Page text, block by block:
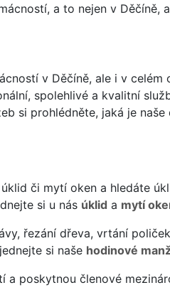
a to nejen v Děčíně,
v Děčíně, ale i v celém
spolehlivé a kvalitní
si prohlédněte, jaká je naše
či mytí oken a hledáte
si u nás úklid a mytí
řezání dřeva, vrtání
si naše hodinové
poskytnou členové